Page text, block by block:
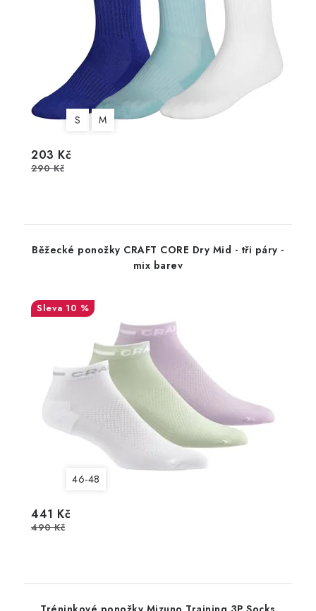
S M
203 Kč
290 Kč
Běžecké ponožky CRAFT CORE Dry Mid - tři páry -
mix barev
10 %
46-48
441 Kč
490 Kč